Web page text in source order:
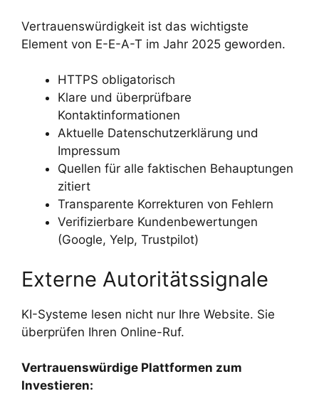
Vertrauenswürdigkeit ist das wichtigste
Element von E-E-A-T im Jahr 2025 geworden.
HTTPS obligatorisch
Klare und überprüfbare
Kontaktinformationen
Aktuelle Datenschutzerklärung und
Impressum
Quellen für alle faktischen Behauptungen
zitiert
Transparente Korrekturen von Fehlern
Verifizierbare Kundenbewertungen
(Google, Yelp, Trustpilot)
Externe Autoritätssignale
KI-Systeme lesen nicht nur Ihre Website. Sie
überprüfen Ihren Online-Ruf.
Vertrauenswürdige Plattformen zum
Investieren: